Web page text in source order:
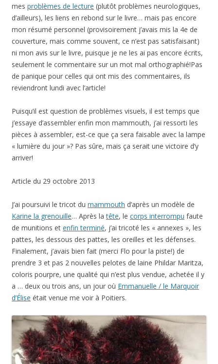
mes problèmes de lecture (plutôt problèmes neurologiques,
d’ailleurs), les liens en rebond sur le livre… mais pas encore
mon résumé personnel (provisoirement j’avais mis la 4e de
couverture, mais comme souvent, ce n’est pas satisfaisant)
ni mon avis sur le livre, puisque je ne les ai pas encore écrits,
seulement le commentaire sur un mot mal orthographié!Pas
de panique pour celles qui ont mis des commentaires, ils
reviendront lundi avec l’article!
Puisqu’il est question de problèmes visuels, il est temps que
j’essaye d’assembler enfin mon mammouth, j’ai ressorti les
pièces à assembler, est-ce que ça sera faisable avec la lampe
« lumière du jour »? Pas sûre, mais ça serait une victoire d’y
arriver!
Article du 29 octobre 2013
J’ai poursuivi le tricot du mammouth d’après un modèle de
Karine la grenouille… Après latête, le corps interrompu faute
de munitions et enfin terminé, j’ai tricoté les « annexes », les
pattes, les dessous des pattes, les oreilles et les défenses.
Finalement, j’avais bien fait (merci Flo pour la piste!) de
prendre 3 et pas 2 nouvelles pelotes de laine Phildar Maritza,
coloris pourpre, une qualité qui n’est plus vendue, achetée il y
a … deux ou trois ans, un jour où Emmanuelle / le Marquoir
d’Élise était venue me voir à Poitiers.